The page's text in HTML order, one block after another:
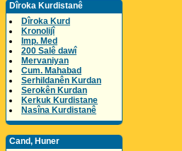
Dîroka Kurdistanê
Dîroka Kurd
Kronolijî
Imp. Med
200 Salê dawî
Mervaniyan
Cum. Mahabad
Serhildanên Kurdan
Serokên Kurdan
Kerkuk Kurdistane
Nasîna Kurdistanê
Cand, Huner